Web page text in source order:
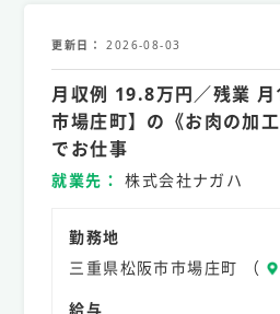
更新日 2026-08-03
月収例 19.8万円／残業
市場庄町】の《お肉の加
でお仕事
就業先 株式会社ナガハ
勤務地
三重県松阪市市場庄町 （
給与